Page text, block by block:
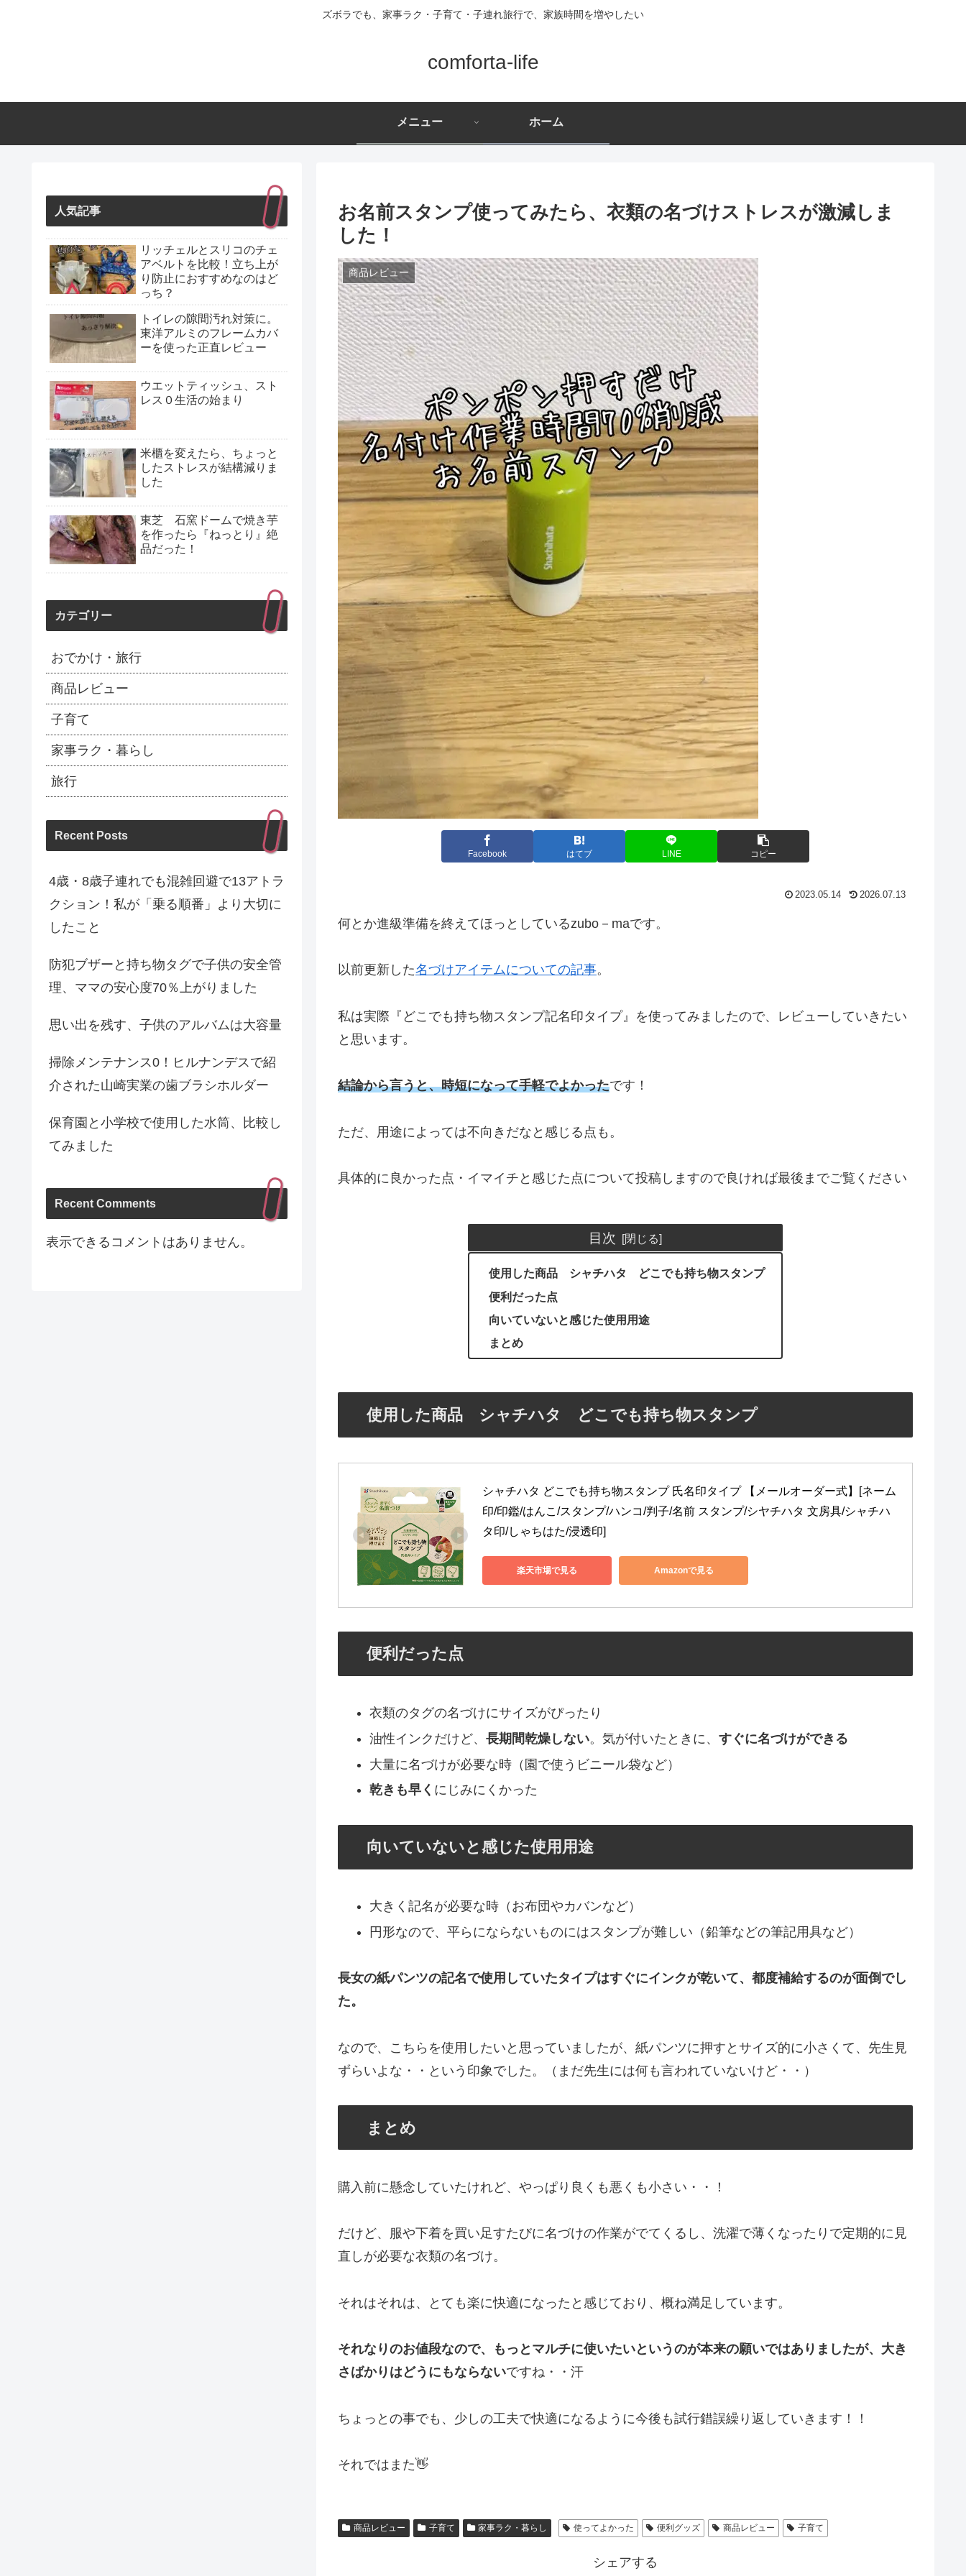
ズボラでも、家事ラク・子育て・子連れ旅行で、家族時間を増やしたい
comforta-life
メニュー ホーム
お名前スタンプ使ってみたら、衣類の名づけストレスが激減しま
した！
商品レビュー
Facebook はてブ LINE コピー
2023.05.14 2026.07.13
何とか進級準備を終えてほっとしているzubo－maです。
以前更新した名づけアイテムについての記事。
私は実際『どこでも持ち物スタンプ記名印タイプ』を使ってみましたので、レビューしていきたい
と思います。
結論から言うと、時短になって手軽でよかったです！
ただ、用途によっては不向きだなと感じる点も。
具体的に良かった点・イマイチと感じた点について投稿しますので良ければ最後までご覧ください
目次
使用した商品 シャチハタ どこでも持ち物スタンプ
便利だった点
向いていないと感じた使用用途
まとめ
使用した商品 シャチハタ どこでも持ち物スタンプ
シャチハタ どこでも持ち物スタンプ 氏名印タイプ 【メールオーダー式】[ネーム
印/印鑑/はんこ/スタンプ/ハンコ/判子/名前 スタンプ/シヤチハタ 文房具/シャチハ
タ印/しゃちはた/浸透印]
楽天市場で見る Amazonで見る
便利だった点
衣類のタグの名づけにサイズがぴったり
油性インクだけど、 長期間乾燥しない。気が付いたときに、 すぐに名づけができる
大量に名づけが必要な時（園で使うビニール袋など）
乾きも早く にじみにくかった
向いていないと感じた使用用途
大きく記名が必要な時（お布団やカバンなど）
円形なので、平らにならないものにはスタンプが難しい（鉛筆などの筆記用具など）
長女の紙パンツの記名で使用していたタイプはすぐにインクが乾いて、都度補給するのが面倒でし
た。
なので、こちらを使用したいと思っていましたが、紙パンツに押すとサイズ的に小さくて、先生見
ずらいよな・・という印象でした。（まだ先生には何も言われていないけど・・）
まとめ
購入前に懸念していたけれど、やっぱり良くも悪くも小さい・・！
だけど、服や下着を買い足すたびに名づけの作業がでてくるし、洗濯で薄くなったりで定期的に見
直しが必要な衣類の名づけ。
それはそれは、とても楽に快適になったと感じており、概ね満足しています。
それなりのお値段なので、もっとマルチに使いたいというのが本来の願いではありましたが、大き
さばかりはどうにもならないですね・・汗
ちょっとの事でも、少しの工夫で快適になるように今後も試行錯誤繰り返していきます！！
それではまた👋
商品レビュー 子育て 家事ラク・暮らし 使ってよかった 便利グッズ 商品レビュー 子育て
シェアする
人気記事
リッチェルとスリコのチェ
アベルトを比較！立ち上が
り防止におすすめなのはど
っち？
トイレの隙間汚れ対策に。
東洋アルミのフレームカバ
ーを使った正直レビュー
ウエットティッシュ、スト
レス０生活の始まり
米櫃を変えたら、ちょっと
したストレスが結構減りま
した
東芝 石窯ドームで焼き芋
を作ったら『ねっとり』絶
品だった！
カテゴリー
おでかけ・旅行
商品レビュー
子育て
家事ラク・暮らし
旅行
Recent Posts
4歳・8歳子連れでも混雑回避で13アトラ
クション！私が「乗る順番」より大切に
したこと
防犯ブザーと持ち物タグで子供の安全管
理、ママの安心度70％上がりました
思い出を残す、子供のアルバムは大容量
掃除メンテナンス0！ヒルナンデスで紹
介された山崎実業の歯ブラシホルダー
保育園と小学校で使用した水筒、比較し
てみました
Recent Comments
表示できるコメントはありません。